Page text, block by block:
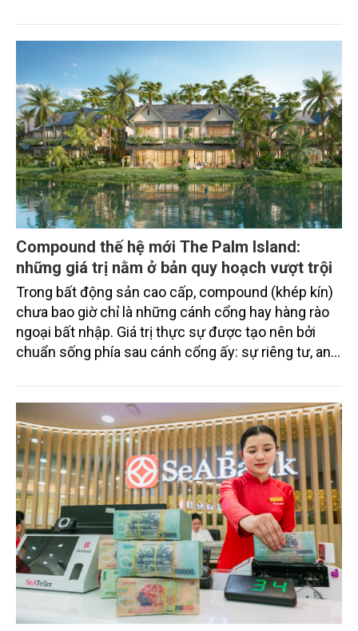
thu hút thành công từ đầu năm đến nay lên gần 350
Compound thế hệ mới The Palm Island:
những giá trị nằm ở bản quy hoạch vượt trội
Trong bất động sản cao cấp, compound (khép kín)
chưa bao giờ chỉ là những cánh cổng hay hàng rào
ngoại bất nhập. Giá trị thực sự được tạo nên bởi
chuẩn sống phía sau cánh cổng ấy: sự riêng tư, an
vụ được thiết kế dành riêng cho họ.